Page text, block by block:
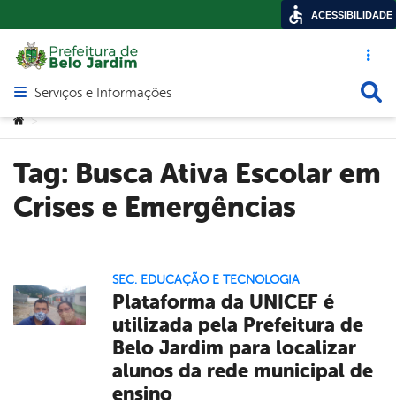
Acesso
Abrir menu principal de navegação
Serviços e Informações
Você está aqui:
>
Tag: Busca Ativa Escolar em
Crises e Emergências
SEC. EDUCAÇÃO E TECNOLOGIA
Plataforma da UNICEF é
utilizada pela Prefeitura de
Belo Jardim para localizar
alunos da rede municipal de
ensino
ACESSIBILIDADE